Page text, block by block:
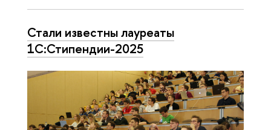
Стали известны лауреаты
1C:Стипендии-2025